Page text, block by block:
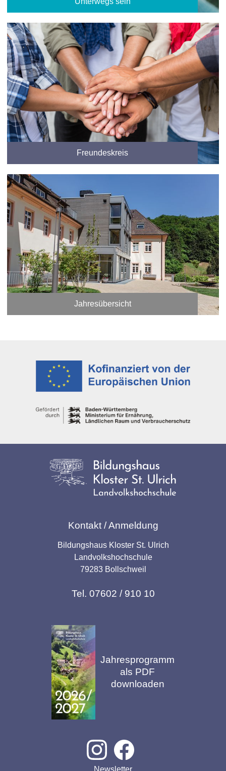
Freundeskreis
Jahresübersicht
Kontakt / Anmeldung
Bildungshaus Kloster St. Ulrich
Landvolkshochschule
79283 Bollschweil
Tel. 07602 / 910 10
Jahresprogramm
als PDF
downloaden
Newsletter